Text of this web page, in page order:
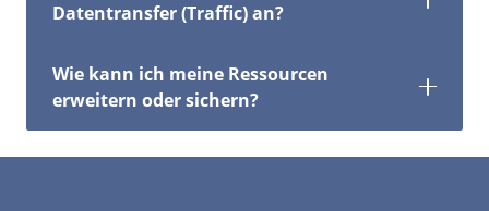
Datentransfer (Traffic) an?
Wie kann ich meine Ressourcen
erweitern oder sichern?